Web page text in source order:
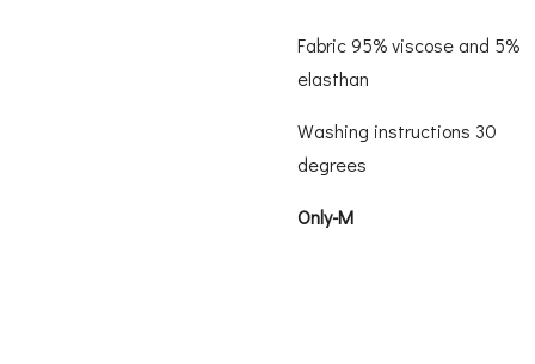
Fabric 95% viscose and 5%
elasthan
Washing instructions 30
degrees
Only-M